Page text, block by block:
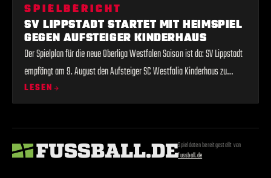
SPIELBERICHT
SV LIPPSTADT STARTET MIT HEIMSPIEL
GEGEN AUFSTEIGER KINDERHAUS
Der Spielplan für die neue Oberliga Westfalen Saison ist da: SV Lippstadt
empfängt am 9. August den Aufsteiger SC Westfalia Kinderhaus zu
einem Heimspiel. Bereits zwei Spieltage später geht es zur Reserve von
Preußen Münster, bevor Victoria Clarholz zum Rückrundentrip in die
Liebelt-Arena gastiert.
LESEN
Spieldaten bereitgestellt von
fussball.de